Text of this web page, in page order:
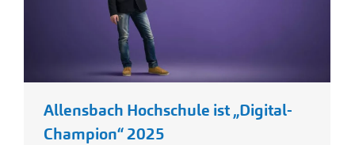
Allensbach Hochschule ist „Digital-
Champion“ 2025